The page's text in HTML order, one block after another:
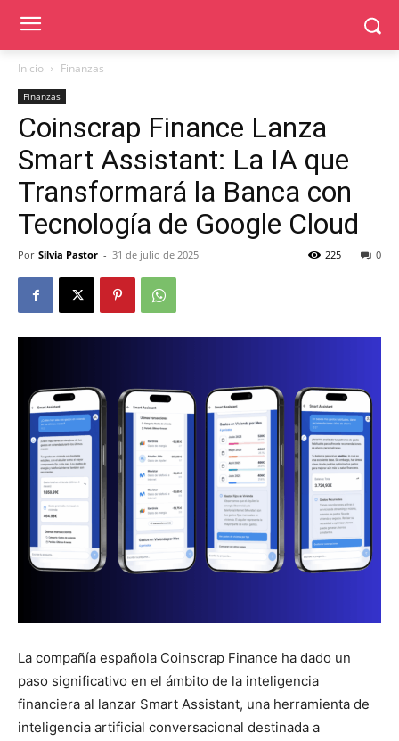
Inicio Finanzas
Finanzas
Coinscrap Finance Lanza
Smart Assistant: La IA que
Transformará la Banca con
Tecnología de Google Cloud
Por Silvia Pastor - 31 de julio de 2025 0
225
La compañía española Coinscrap Finance ha dado un
paso significativo en el ámbito de la inteligencia
financiera al lanzar Smart Assistant, una herramienta de
inteligencia artificial conversacional destinada a